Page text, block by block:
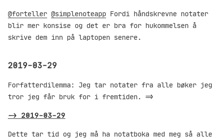
@forteller @simplenoteapp Fordi håndskrevne notater
blir mer konsise og det er bra for hukommelsen å
skrive dem inn på laptopen senere.
2019-03-29
Forfatterdilemma: Jeg tar notater fra alle bøker jeg
tror jeg får bruk for i fremtiden. =>
-> 2019-03-29
Dette tar tid og jeg må ha notatboka med meg så alle